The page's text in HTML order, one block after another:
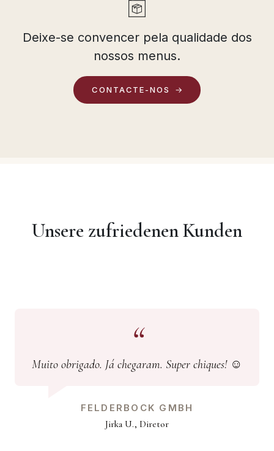
Deixe-se convencer pela qualidade dos
nossos menus.
CONTACTE-NOS
Unsere zufriedenen Kunden
Muito obrigado. Já chegaram. Super chiques! ☺
FELDERBOCK GMBH
Jirka U., Diretor